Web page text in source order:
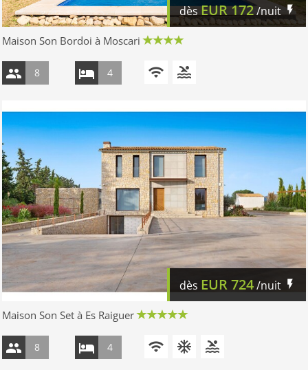
dèsEUR172/nuit
Maison Son Bordoi à Moscari
8 4
dès EUR724/nuit
Maison Son Set à Es Raiguer
8 4